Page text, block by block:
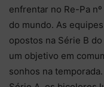
enfrentar no Re-Pa
do mundo. As
opostos na Série B
um objetivo em
sonhos na